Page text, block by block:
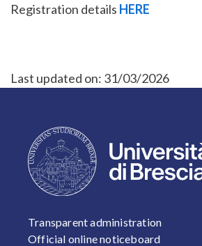
Registration details HERE
Last updated on: 31/03/2026
FOOTER 1
Transparent administration
Official online noticeboard